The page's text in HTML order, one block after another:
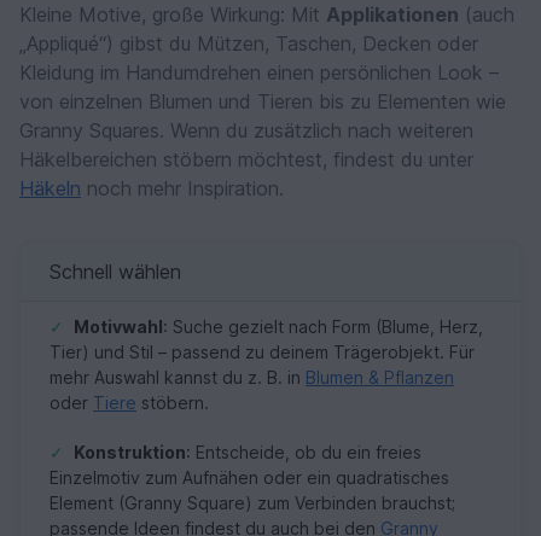
Kleine Motive, große Wirkung: Mit Applikationen (auch
„Appliqué“) gibst du Mützen, Taschen, Decken oder
Kleidung im Handumdrehen einen persönlichen Look –
von einzelnen Blumen und Tieren bis zu Elementen wie
Granny Squares. Wenn du zusätzlich nach weiteren
Häkelbereichen stöbern möchtest, findest du unter
Häkeln noch mehr Inspiration.
Schnell wählen
✓ Motivwahl: Suche gezielt nach Form (Blume, Herz,
Tier) und Stil – passend zu deinem Trägerobjekt. Für
mehr Auswahl kannst du z. B. in Blumen & Pflanzen
oder Tiere stöbern.
✓ Konstruktion: Entscheide, ob du ein freies
Einzelmotiv zum Aufnähen oder ein quadratisches
Element (Granny Square) zum Verbinden brauchst;
passende Ideen findest du auch bei den Granny